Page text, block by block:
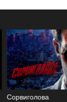
Сорвиголова